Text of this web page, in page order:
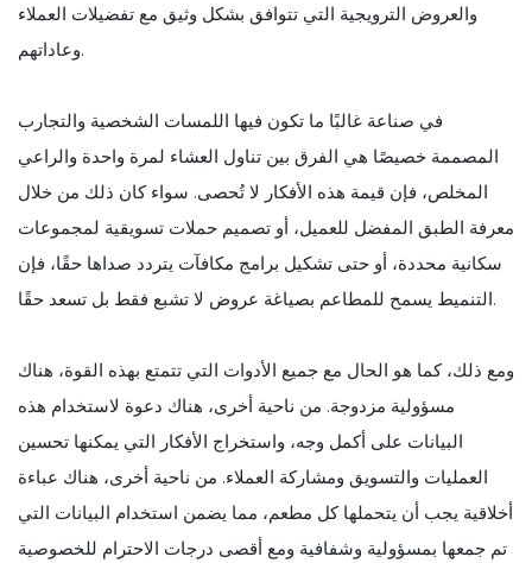
والعروض الترويجية التي تتوافق بشكل وثيق مع تفضيلات العملاء
وعاداتهم.
في صناعة غالبًا ما تكون فيها اللمسات الشخصية والتجارب
المصممة خصيصًا هي الفرق بين تناول العشاء لمرة واحدة والراعي
المخلص، فإن قيمة هذه الأفكار لا تُحصى. سواء كان ذلك من خلال
معرفة الطبق المفضل للعميل، أو تصميم حملات تسويقية لمجموعات
سكانية محددة، أو حتى تشكيل برامج مكافآت يتردد صداها حقًا، فإن
التنميط يسمح للمطاعم بصياغة عروض لا تشبع فقط بل تسعد حقًا.
ومع ذلك، كما هو الحال مع جميع الأدوات التي تتمتع بهذه القوة، هناك
مسؤولية مزدوجة. من ناحية أخرى، هناك دعوة لاستخدام هذه
البيانات على أكمل وجه، واستخراج الأفكار التي يمكنها تحسين
العمليات والتسويق ومشاركة العملاء. من ناحية أخرى، هناك عباءة
أخلاقية يجب أن يتحملها كل مطعم، مما يضمن استخدام البيانات التي
تم جمعها بمسؤولية وشفافية ومع أقصى درجات الاحترام للخصوصية